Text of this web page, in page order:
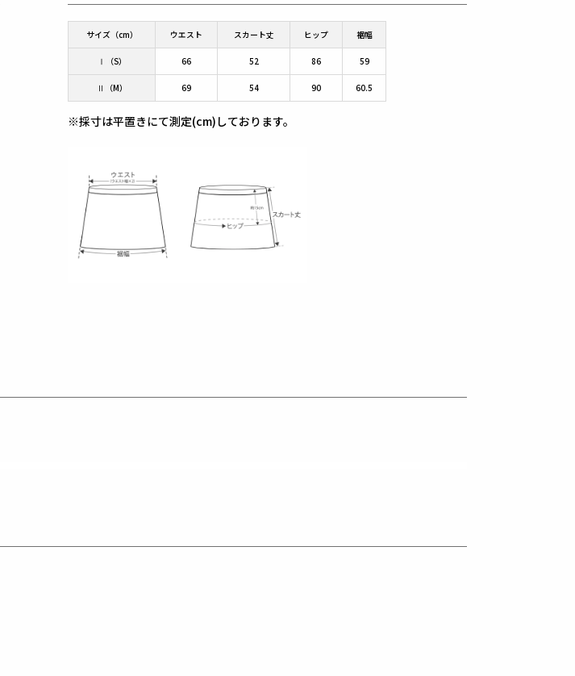
サイズ（cm） ウエスト スカート丈 ヒップ 裾幅
Ⅰ（S） 66 52 86 59
Ⅱ（M） 69 54 90 60.5
※採寸は平置きにて測定(cm)しております。